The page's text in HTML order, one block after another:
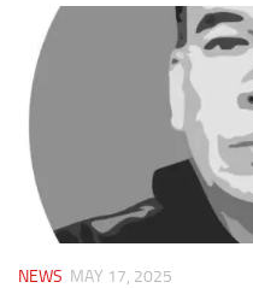
NEWS MAY 17, 2025